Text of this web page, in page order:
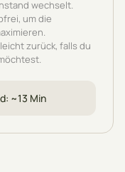
wechselt.
um die
zurück, falls du
: ~13 Min